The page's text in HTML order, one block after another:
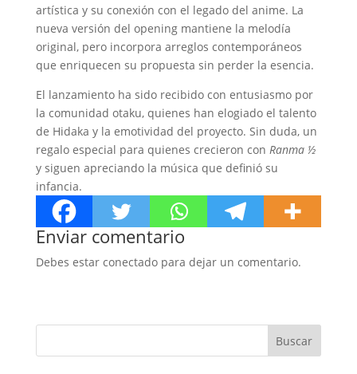
artística y su conexión con el legado del anime. La
nueva versión del opening mantiene la melodía
original, pero incorpora arreglos contemporáneos
que enriquecen su propuesta sin perder la esencia.
El lanzamiento ha sido recibido con entusiasmo por
la comunidad otaku, quienes han elogiado el talento
de Hidaka y la emotividad del proyecto. Sin duda, un
regalo especial para quienes crecieron con Ranma ½
y siguen apreciando la música que definió su
infancia.
Enviar comentario
Debes estar conectado para dejar un comentario.